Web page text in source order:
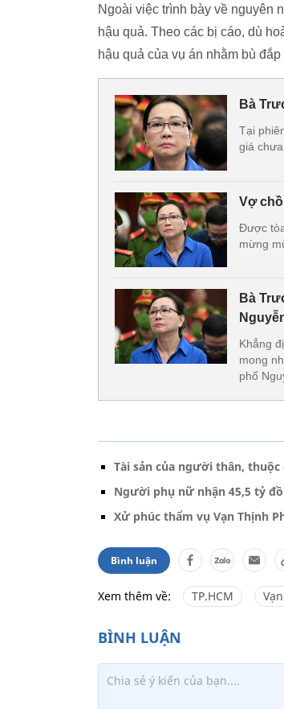
Ngoài việc trình bày về nguyên
hậu quả. Theo các bị cáo, dù
hậu quả của vụ án nhằm bù
Bà
Tại
giá
Vợ
Được
mừng
Bà
Khẳng
mong
phố
Tài sản của người thân,
Người phụ nữ nhận 45,5 tỷ
Xử phúc thẩm vụ Vạn Thịnh
Bình luận
Xem thêm về: TP.HCM